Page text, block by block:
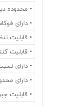
• محدوده
• دارای
• قابلیت
• قابلیت
• دارای نسبت
• دارای
• قابلیت